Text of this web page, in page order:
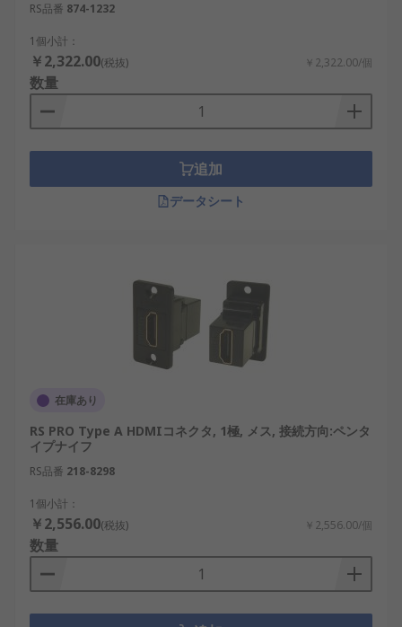
ーで広く使用されるタイプで、19ピン構成が
基本です。
ミニHDMIコネクタ：小型カメラや携帯機器向
けに採用されることが多く、省スペース設計
マイクロHDMIコネクタ：さらに小型の端子
で、薄型機器やモバイル端末に搭載される場
渉を回避できます。
HDMI延長コネクタ
：既存ケーブルを延長する
用途で使用され、配線距離の調整に役立ちま
士を接続する中継部品として使用され、施工
現場や仮設設備で利用されます。
防水仕様のHDMIコネクタ
環境向けに設計され、シール構造で保護性能
を確保します。
HDMIコネクタのメリット
配線の簡素化：映像と音声を1本のケーブルで
RS品番 874-1232
1個小計：
￥2,322.00(税抜) ￥2,322.00/個
数量
追加
データシート
在庫あり
RS PRO Type A HDMIコネクタ, 1極, メス, 接続方向:ペンタ
イプナイフ
RS品番 218-8298
1個小計：
￥2,556.00(税抜) ￥2,556.00/個
数量